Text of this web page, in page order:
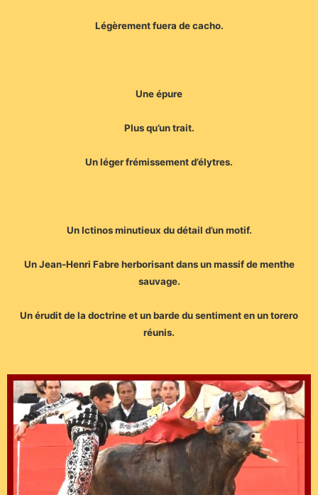
Légèrement fuera de cacho.
Une épure
Plus qu’un trait.
Un léger frémissement d’élytres.
Un Ictinos minutieux du détail d’un motif.
Un Jean-Henri Fabre herborisant dans un massif de menthe
sauvage.
Un érudit de la doctrine et un barde du sentiment en un torero
réunis.